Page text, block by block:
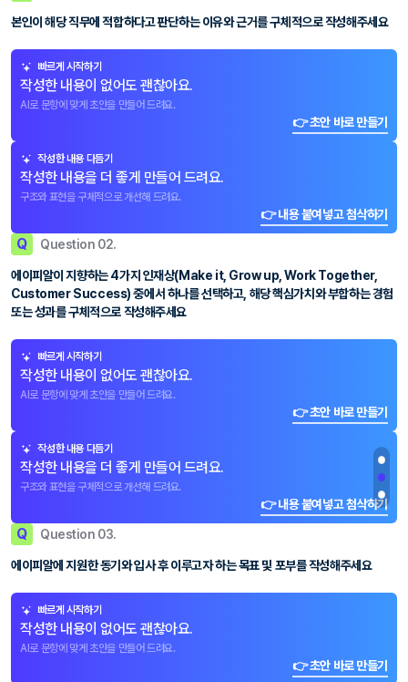
본인이 해당 직무에 적합하다고 판단하는 이유와 근거를 구체적으로 작성해주세요
빠르게 시작하기
작성한 내용이 없어도 괜찮아요.
AI로 문항에 맞게 초안을 만들어 드려요.
👉 초안 바로 만들기
작성한 내용 다듬기
작성한 내용을 더 좋게 만들어 드려요.
구조와 표현을 구체적으로 개선해 드려요.
👉 내용 붙여넣고 첨삭하기
Q Question 02.
에이피알이 지향하는 4가지 인재상(Make it, Grow up, Work Together,
Customer Success) 중에서 하나를 선택하고, 해당 핵심가치와 부합하는 경험
또는 성과를 구체적으로 작성해주세요
빠르게 시작하기
작성한 내용이 없어도 괜찮아요.
AI로 문항에 맞게 초안을 만들어 드려요.
👉 초안 바로 만들기
작성한 내용 다듬기
작성한 내용을 더 좋게 만들어 드려요.
구조와 표현을 구체적으로 개선해 드려요.
👉 내용 붙여넣고 첨삭하기
Q Question 03.
에이피알에 지원한 동기와 입사 후 이루고자 하는 목표 및 포부를 작성해주세요
빠르게 시작하기
작성한 내용이 없어도 괜찮아요.
AI로 문항에 맞게 초안을 만들어 드려요.
👉 초안 바로 만들기